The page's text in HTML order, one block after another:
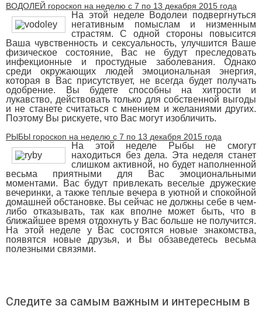
ВОДОЛЕЙ гороскоп на неделю с 7 по 13 декабря 2015 года
На этой неделе Водолеи подвергнуться
негативным помыслам и низменным
страстям. С одной стороны повысится
Ваша чувственность и сексуальность, улучшится Ваше
физическое состояние, Вас не будут преследовать
инфекционные и простудные заболевания. Однако
среди окружающих людей эмоциональная энергия,
которая в Вас присутствует, не всегда будет получать
одобрение. Вы будете способны на хитрости и
лукавство, действовать только для собственной выгоды
и не станете считаться с мнением и желаниями других.
Поэтому Вы рискуете, что Вас могут изобличить.
РЫБЫ гороскоп на неделю с 7 по 13 декабря 2015 года
На этой неделе Рыбы не смогут
находиться без дела. Эта неделя станет
слишком активной, но будет наполненной
весьма приятными для Вас эмоциональными
моментами. Вас будут привлекать веселые дружеские
вечеринки, а также теплые вечера в уютной и спокойной
домашней обстановке. Вы сейчас не должны себе в чем-
либо отказывать, так как вполне может быть, что в
ближайшее время отдохнуть у Вас больше не получится.
На этой неделе у Вас состоятся новые знакомства,
появятся новые друзья, и Вы обзаведетесь весьма
полезными связями.
Следите за самым важным и интересным в